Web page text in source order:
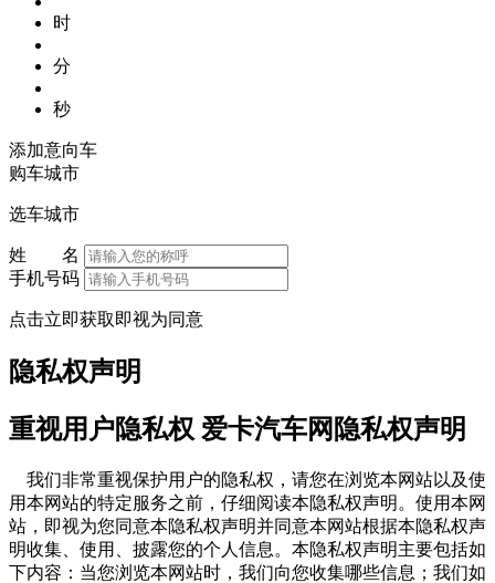
时
分
秒
添加意向车
购车城市
选车城市
姓 名
手机号码
点击立即获取即视为同意
隐私权声明
重视用户隐私权 爱卡汽车网隐私权声明
我们非常重视保护用户的隐私权，请您在浏览本网站以及使
用本网站的特定服务之前，仔细阅读本隐私权声明。使用本网
站，即视为您同意本隐私权声明并同意本网站根据本隐私权声
明收集、使用、披露您的个人信息。本隐私权声明主要包括如
下内容：当您浏览本网站时，我们向您收集哪些信息；我们如